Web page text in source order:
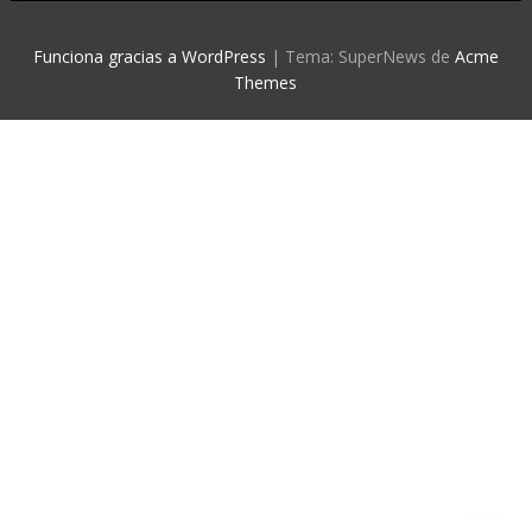
Funciona gracias a WordPress | Tema: SuperNews de Acme
Themes